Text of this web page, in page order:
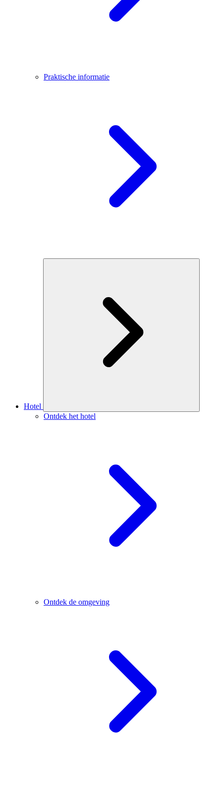
Praktische informatie
Hotel
Ontdek het hotel
Ontdek de omgeving